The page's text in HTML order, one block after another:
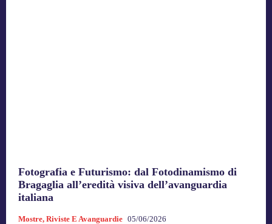
Fotografia e Futurismo: dal Fotodinamismo di
Bragaglia all’eredità visiva dell’avanguardia
italiana
Mostre, Riviste E Avanguardie 05/06/2026